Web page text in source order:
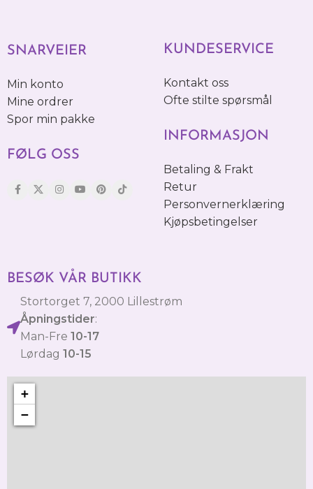
SNARVEIER
Min konto
Mine ordrer
Spor min pakke
FØLG OSS
KUNDESERVICE
Kontakt oss
Ofte stilte spørsmål
INFORMASJON
Betaling & Frakt
Retur
Personvernerklæring
Kjøpsbetingelser
BESØK VÅR BUTIKK
Stortorget 7, 2000 Lillestrøm
Åpningstider:
Man-Fre 10-17
Lørdag 10-15
+
−